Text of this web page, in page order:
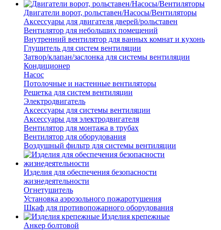
Двигатели ворот, рольставен/Насосы/Вентиляторы
Аксессуары для двигателя дверей/рольставен
Вентилятор для небольших помещений
Внутренний вентилятор для ванных комнат и кухонь
Глушитель для систем вентиляции
Затвор/клапан/заслонка для системы вентиляции
Кондиционер
Насос
Потолочные и настенные вентиляторы
Решетка для систем вентиляции
Электродвигатель
Аксессуары для системы вентиляции
Аксессуары для электродвигателя
Вентилятор для монтажа в трубах
Вентилятор для оборудования
Воздушный фильтр для системы вентиляции
Изделия для обеспечения безопасности
жизнедеятельности
Огнетушитель
Установка аэрозольного пожаротушения
Шкаф для противопожарного оборудования
Изделия крепежные
Анкер болтовой